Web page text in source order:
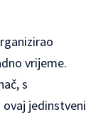
vrijeme.
s
jedinstveni